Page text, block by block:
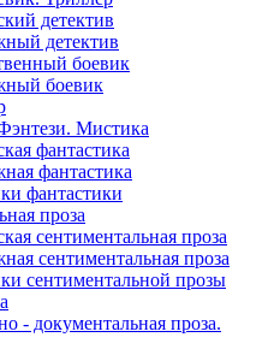
детектив
детектив
боевик
боевик
Мистика
фантастика
фантастика
фантастики
проза
сентиментальная проза
сентиментальная проза
сентиментальной прозы
- документальная проза.